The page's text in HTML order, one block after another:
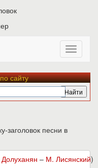
сайту
заголовок песни в
– М. Лисянский)